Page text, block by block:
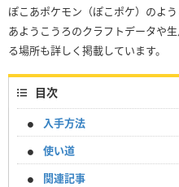
ぽこあポケモン（ぽこポケ）のよ
あようこうろのクラフトデータや
る場所も詳しく掲載しています。
目次
入手方法
使い道
関連記事